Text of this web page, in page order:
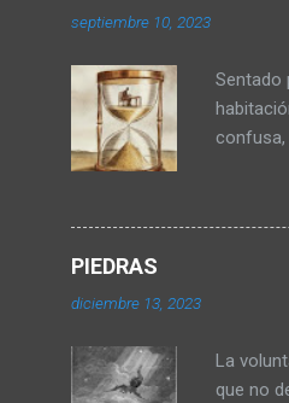
septiembre 10, 2023
Sentado
del
mu...
PIEDRAS
diciembre 13, 2023
La
que no